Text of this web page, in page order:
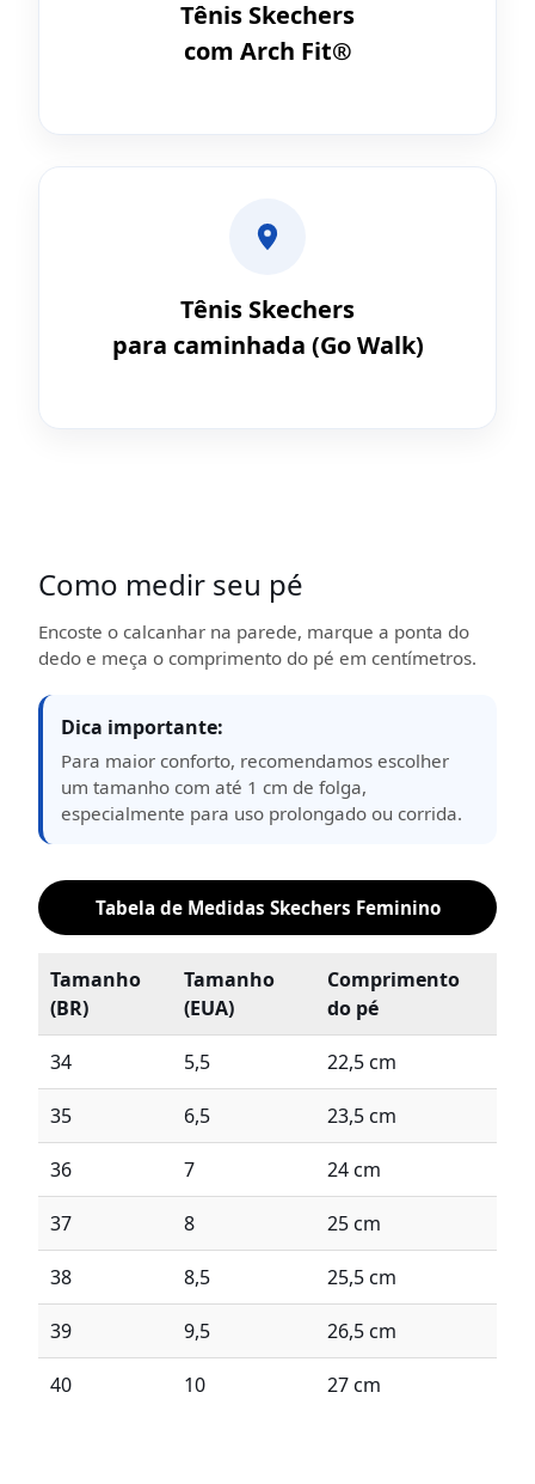
Tênis Skechers
com Arch Fit®
Tênis Skechers
para caminhada (Go Walk)
Como medir seu pé
Encoste o calcanhar na parede, marque a ponta do
dedo e meça o comprimento do pé em centímetros.
Dica importante:
Para maior conforto, recomendamos escolher
um tamanho com até 1 cm de folga,
especialmente para uso prolongado ou corrida.
Tabela de Medidas Skechers Feminino
Tamanho
(BR)
Tamanho
(EUA)
Comprimento
do pé
34 5,5 22,5 cm
35 6,5 23,5 cm
36 7 24 cm
37 8 25 cm
38 8,5 25,5 cm
39 9,5 26,5 cm
40 10 27 cm